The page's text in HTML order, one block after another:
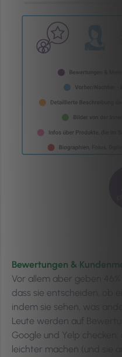
Bewertungen &
Vor allem aber geben
dass sie entscheiden, ob
indem sie sehen, was
Leute werden auf
Google und Yelp
leichter machen (und sie